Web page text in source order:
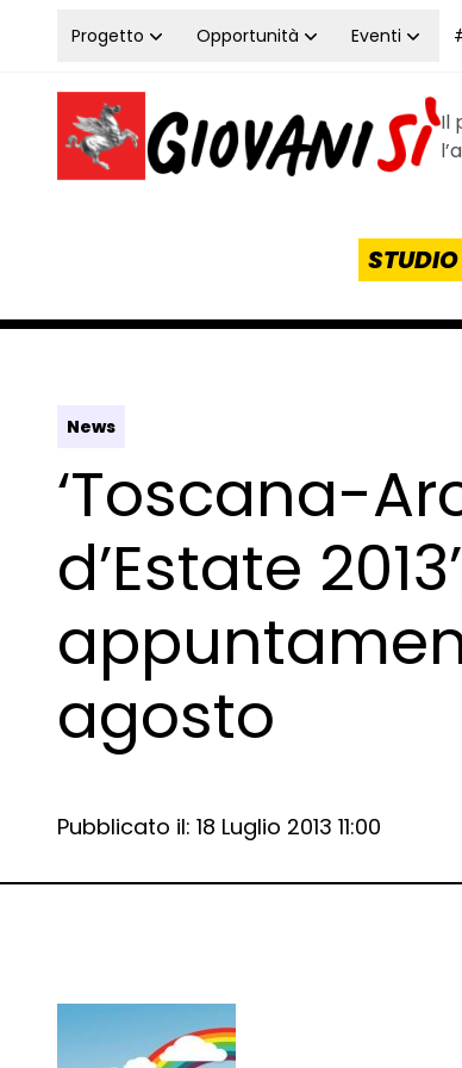
Vai al contenuto
Progetto Opportunità Eventi
Homepage Giovanisì - Progetto della
Il
News
‘Toscana-
d’Estate
agosto
Data e ora:
Pubblicato il: 18 Luglio 2013 11:00
Dettagli